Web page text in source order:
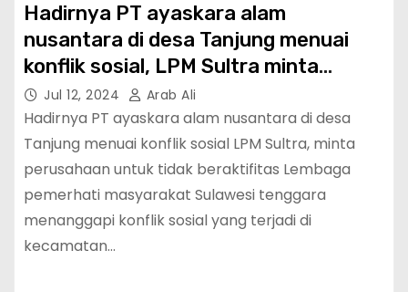
Hadirnya PT ayaskara alam
nusantara di desa Tanjung menuai
konflik sosial, LPM Sultra minta
perusahaan untuk tidak beraktifitas
Jul 12, 2024 Arab Ali
Hadirnya PT ayaskara alam nusantara di desa
Tanjung menuai konflik sosial LPM Sultra, minta
perusahaan untuk tidak beraktifitas Lembaga
pemerhati masyarakat Sulawesi tenggara
menanggapi konflik sosial yang terjadi di
kecamatan…